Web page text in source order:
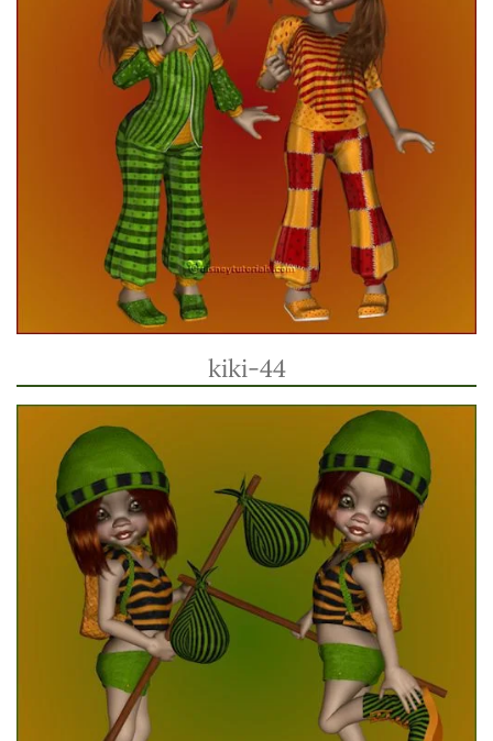
kiki-44